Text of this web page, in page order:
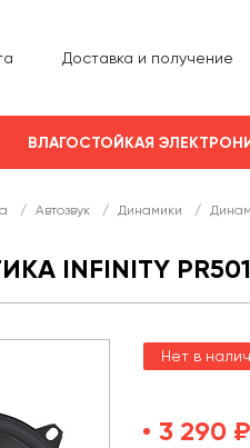
Доставка и получение
ВЛАГОСТОЙКАЯ
/ Автозвук / Динамики /
INFINITY
Нет в
3 290 ₽